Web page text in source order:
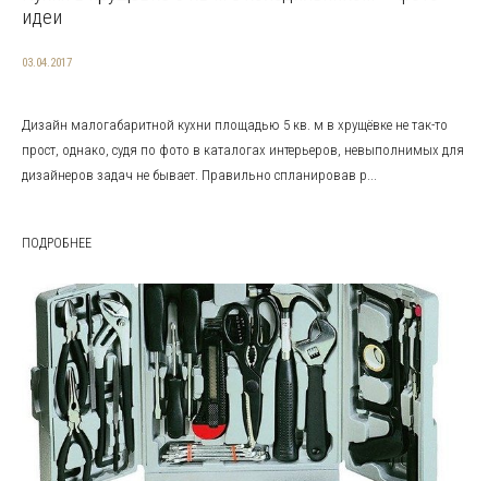
идеи
03.04.2017
Дизайн малогабаритной кухни площадью 5 кв. м в хрущёвке не так-то
прост, однако, судя по фото в каталогах интерьеров, невыполнимых для
дизайнеров задач не бывает. Правильно спланировав р...
ПОДРОБНЕЕ